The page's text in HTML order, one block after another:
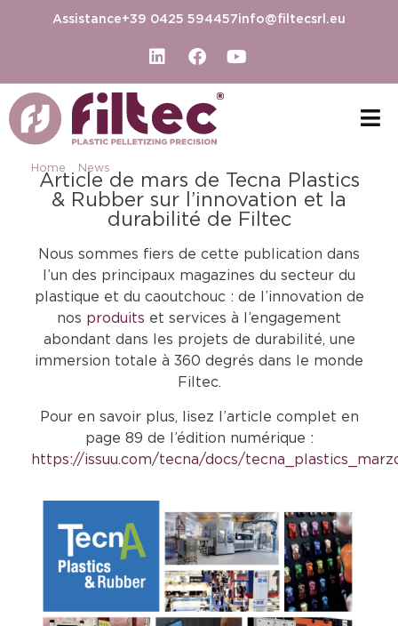
Assistance+39 0425 594457info@filtecsrl.eu
Home News
Article de mars de Tecna Plastics
& Rubber sur l’innovation et la
durabilité de Filtec
Nous sommes fiers de cette publication dans
l’un des principaux magazines du secteur du
plastique et du caoutchouc : de l’innovation de
nos produits et services à l’engagement
abondant dans les projets de durabilité, une
immersion totale à 360 degrés dans le monde
Filtec.
Pour en savoir plus, lisez l’article complet en
page 89 de l’édition numérique :
https://issuu.com/tecna/docs/